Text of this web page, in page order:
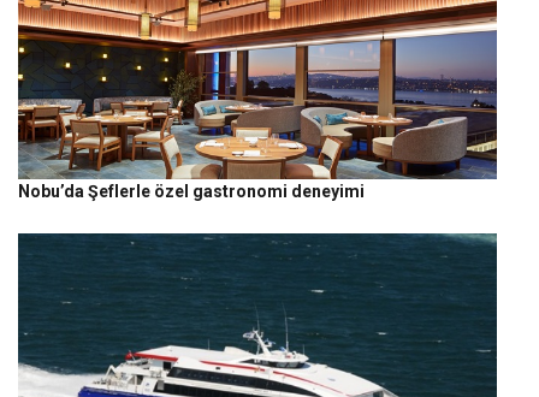
Nobu’da Şeflerle özel gastronomi deneyimi